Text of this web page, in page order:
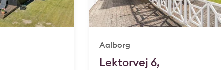
Aalborg
Lektorvej 6,